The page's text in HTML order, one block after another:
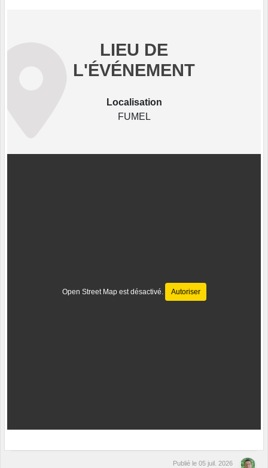
LIEU DE
L'ÉVÉNEMENT
Localisation
FUMEL
Open Street Map est désactivé. Autoriser
Publié le 05 juil. 2026